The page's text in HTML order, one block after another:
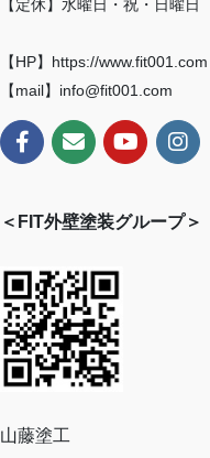
【定休】水曜日・祝・日曜日
【HP】https://www.fit001.com
【mail】info@fit001.com
＜FIT外壁塗装グループ＞
山藤塗工